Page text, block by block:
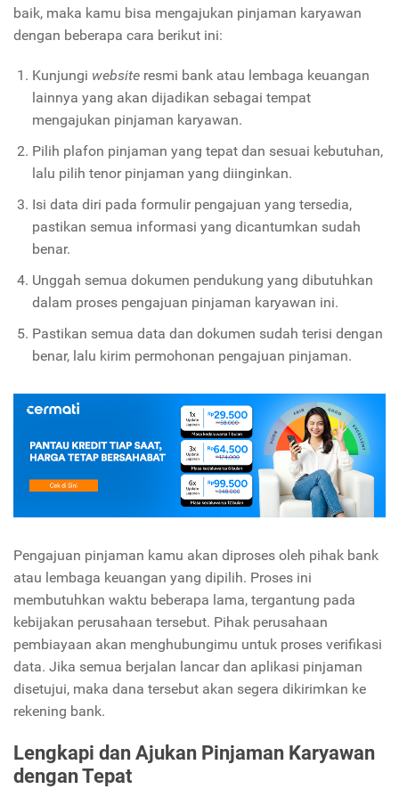
baik, maka kamu bisa mengajukan pinjaman karyawan
dengan beberapa cara berikut ini:
Kunjungi websiteresmi bank atau lembaga keuangan
lainnya yang akan dijadikan sebagai tempat
mengajukan pinjaman karyawan.
Pilih plafon pinjaman yang tepat dan sesuai kebutuhan,
lalu pilih tenor pinjaman yang diinginkan.
Isi data diri pada formulir pengajuan yang tersedia,
pastikan semua informasi yang dicantumkan sudah
benar.
Unggah semua dokumen pendukung yang dibutuhkan
dalam proses pengajuan pinjaman karyawan ini.
Pastikan semua data dan dokumen sudah terisi dengan
benar, lalu kirim permohonan pengajuan pinjaman.
Pengajuan pinjaman kamu akan diproses oleh pihak bank
atau lembaga keuangan yang dipilih. Proses ini
membutuhkan waktu beberapa lama, tergantung pada
kebijakan perusahaan tersebut. Pihak perusahaan
pembiayaan akan menghubungimu untuk proses verifikasi
data. Jika semua berjalan lancar dan aplikasi pinjaman
disetujui, maka dana tersebut akan segera dikirimkan ke
rekening bank.
Lengkapi dan Ajukan Pinjaman Karyawan
dengan Tepat